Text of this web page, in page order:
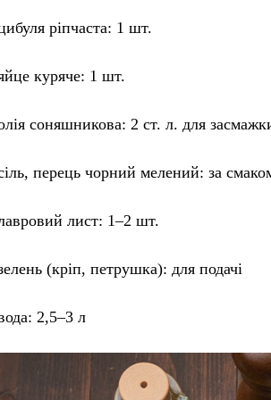
ріпчаста: 1 шт.
куряче: 1 шт.
2 ст. л. для
чорний мелений: за
лист: 1–2 шт.
(кріп, петрушка): для подачі
2,5–3 л